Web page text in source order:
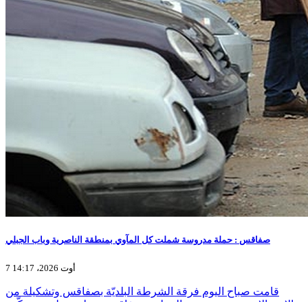
صفاقس : حملة مدروسة شملت كل المآوي بمنطقة الناصرية وباب الجبلي
7 أوت 2026، 14:17
قامت صباح اليوم فرقة الشرطة البلديّة بصفاقس وتشكيلة من